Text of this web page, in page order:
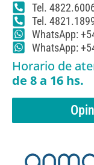
Tel.
Tel.
WhatsApp:
WhatsApp:
Horario de
de 8 a 16 hs.